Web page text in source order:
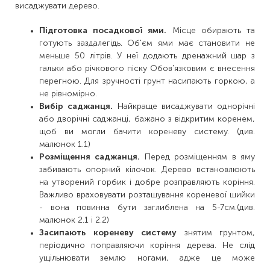
висаджувати дерево.
Підготовка посадкової ями.
Місце обирають та
готують заздалегідь. Об'єм ями має становити не
меньше 50 літрів. У неї додають дренажний шар з
гальки або річкового піску Обов'язковим є внесення
перегною. Для зручності грунт насипають горкою, а
не рівномірно.
Вибір саджанця. Найкраще висаджувати однорічні
або дворічні саджанці, бажано з відкритим коренем,
щоб ви могли бачити кореневу систему. (див.
малюнок 1.1)
Розміщення саджанця.
Перед розміщенням в яму
забивають опорний кілочок. Дерево встановлюють
на утворений горбик і добре розправляють коріння.
Важливо враховувати розташування кореневої шийки
- вона повинна бути заглиблена на 5-7см.(див.
малюнок 2.1 і 2.2)
Засипають кореневу систему знятим грунтом,
періодично поправляючи коріння дерева. Не слід
ущільнювати землю ногами, адже це може